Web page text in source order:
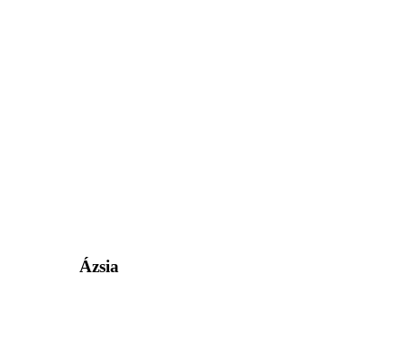
Ázsia